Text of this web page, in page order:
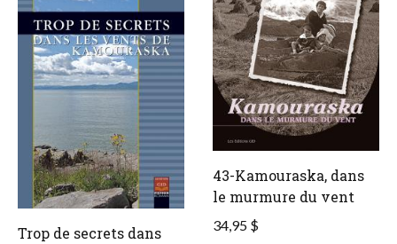
Trop de secrets dans
43-Kamouraska, dans
le murmure du vent
34,95 $